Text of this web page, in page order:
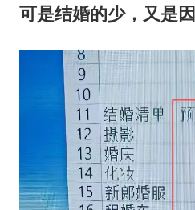
乐享
可是结婚的少，又是